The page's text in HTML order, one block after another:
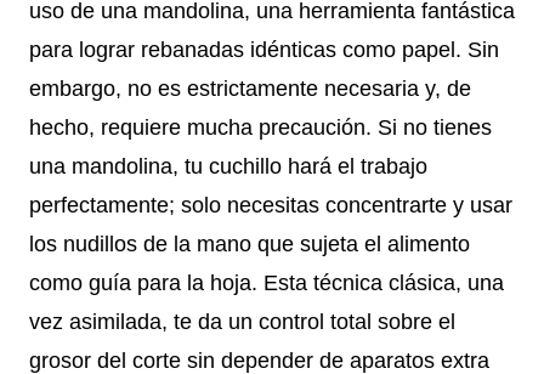
uso de una mandolina, una herramienta fantástica
para lograr rebanadas idénticas como papel. Sin
embargo, no es estrictamente necesaria y, de
hecho, requiere mucha precaución. Si no tienes
una mandolina, tu cuchillo hará el trabajo
perfectamente; solo necesitas concentrarte y usar
los nudillos de la mano que sujeta el alimento
como guía para la hoja. Esta técnica clásica, una
vez asimilada, te da un control total sobre el
grosor del corte sin depender de aparatos extra